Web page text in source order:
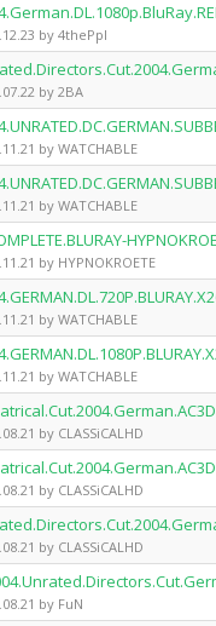
by 4thePpl
by 2BA
by WATCHABLE
by WATCHABLE
by HYPNOKROETE
by WATCHABLE
by WATCHABLE
by CLASSiCALHD
by CLASSiCALHD
by CLASSiCALHD
by FuN